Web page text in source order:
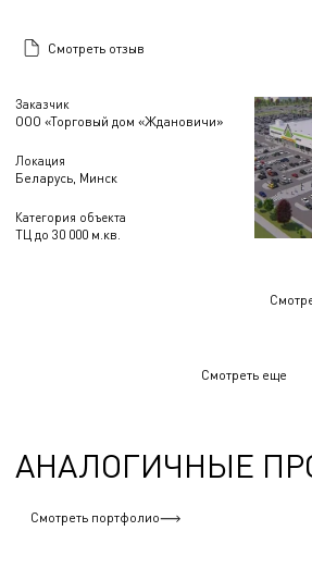
Заказчик
ООО «Торговый дом «Ждановичи»
Локация
Беларусь, Минск
Категория объекта
ТЦ до 30 000 м.кв.
Смотреть отзыв
Смотреть еще
АНАЛОГИЧНЫЕ
Смотреть портфолио